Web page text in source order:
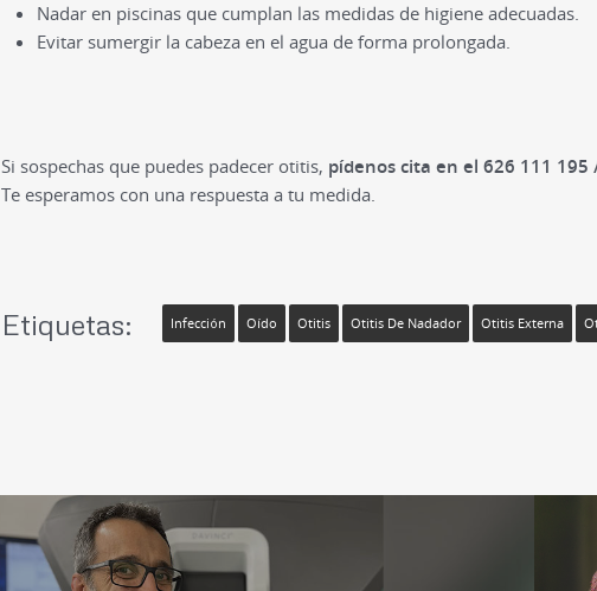
Nadar en piscinas que cumplan las medidas de higiene adecuadas.
Evitar sumergir la cabeza en el agua de forma prolongada.
Si sospechas que puedes padecer otitis, pídenos cita en el 626 111
Te esperamos con una respuesta a tu medida.
Etiquetas: Infección Oído Otitis Otitis De Nadador Otitis Externa